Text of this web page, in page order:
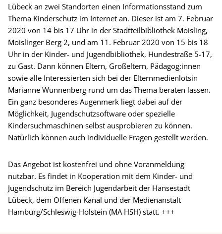
Lübeck an zwei Standorten einen Informationsstand zum
Thema Kinderschutz im Internet an. Dieser ist am 7. Februar
2020 von 14 bis 17 Uhr in der Stadtteilbibliothek Moisling,
Moislinger Berg 2, und am 11. Februar 2020 von 15 bis 18
Uhr in der Kinder- und Jugendbibliothek, Hundestraße 5-17,
zu Gast. Dann können Eltern, Großeltern, Pädagog:innen
sowie alle Interessierten sich bei der Elternmedienlotsin
Marianne Wunnenberg rund um das Thema beraten lassen.
Ein ganz besonderes Augenmerk liegt dabei auf der
Möglichkeit, Jugendschutzsoftware oder spezielle
Kindersuchmaschinen selbst ausprobieren zu können.
Natürlich können auch individuelle Fragen gestellt werden.
Das Angebot ist kostenfrei und ohne Voranmeldung
nutzbar. Es findet in Kooperation mit dem Kinder- und
Jugendschutz im Bereich Jugendarbeit der Hansestadt
Lübeck, dem Offenen Kanal und der Medienanstalt
Hamburg/Schleswig-Holstein (MA HSH) statt. +++